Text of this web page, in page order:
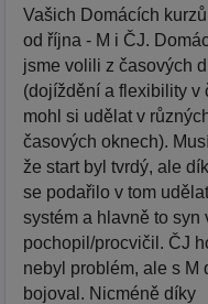
Vašich Domácích
od října - M i ČJ.
jsme volili z časových
(dojíždění a flexibility v
mohl si udělat v
časových oknech).
že start byl tvrdý, ale
se podařilo v tom udělat
systém a hlavně to syn
pochopil/procvičil. ČJ
nebyl problém, ale s M
bojoval. Nicméně díky